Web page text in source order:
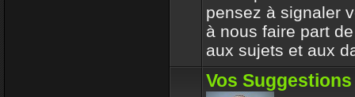
pensez à signaler
à nous faire part
aux sujets et aux
Vos Suggestions